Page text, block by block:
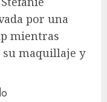
por una
mientras
su maquillaje y